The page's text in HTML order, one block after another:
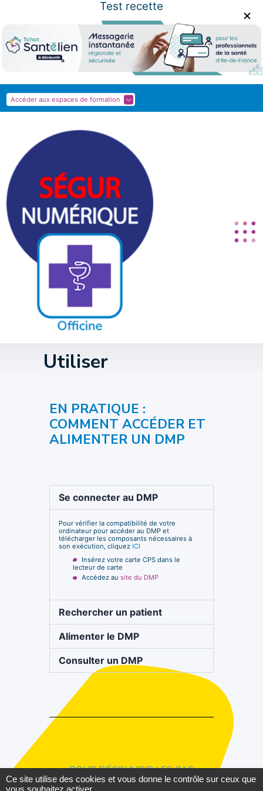
Test recette
Accéder aux espaces de formation
Utiliser
EN PRATIQUE :
COMMENT ACCÉDER ET
ALIMENTER UN DMP
Se connecter au DMP
Pour vérifier la compatibilité de votre
ordinateur pour accéder au DMP et
télécharger les composants nécessaires à
son exécution, cliquez ICI
Insérez votre carte CPS dans le
lecteur de carte
Accédez ausite du DMP
Rechercher un patient
Alimenter le DMP
Consulter un DMP
POUR DÉCOUVRIR LES CAS
D’USAGES DU DMP, CLIQUEZICI
Panneau de gestion des cookies
Ce site utilise des cookies et vous donne le contrôle sur ceux que
vous souhaitez activer